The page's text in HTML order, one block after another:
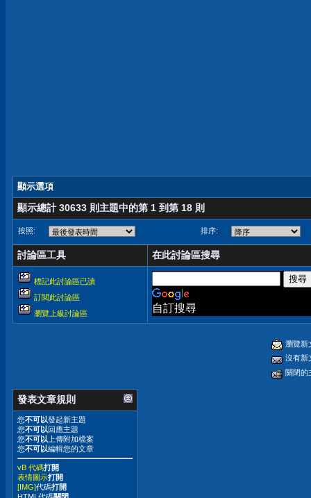
顯示選項
顯示總計 30633 則主題中的第 1 到第 18 則
按照: 排序:
討論區工具 在此討論區搜尋
標記此討論區已讀
訂閱此討論區
瀏覽上級討論區
自訂搜尋
瀏覽新
沒有新
關閉的
發表文章規則
您不可以發起新主題
您不可以回應主題
您不可以 上傳附加檔案
您不可以編輯您的文章
vB 代碼打開
表情圖示打開
[IMG]代碼打開